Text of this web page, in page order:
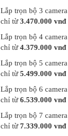
Lắp trọn bộ 3 camera
chỉ từ3.470.000 vnđ
Lắp trọn bộ 4 camera
chỉ từ4.379.000 vnđ
Lắp trọn bộ 5 camera
chỉ từ5.499.000 vnđ
Lắp trọn bộ 6 camera
chỉ từ6.539.000 vnđ
Lắp trọn bộ 7 camera
chỉ từ7.339.000 vnđ